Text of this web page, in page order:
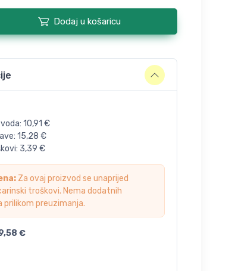
Dodaj u košaricu
10,91 €
15,28 €
3,39 €
Za ovaj proizvod se unaprijed
troškovi. Nema dodatnih
prilikom preuzimanja.
€